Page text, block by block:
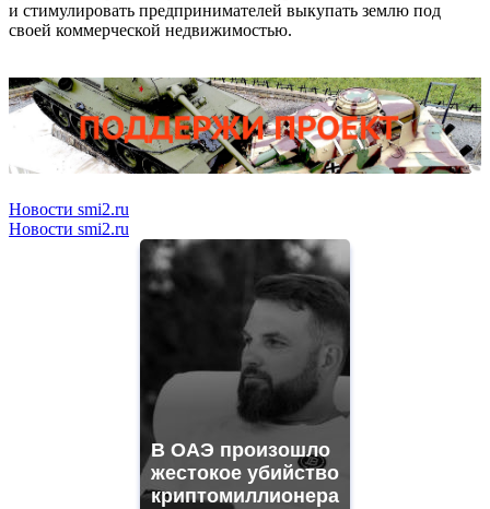
и стимулировать предпринимателей выкупать землю под
своей коммерческой недвижимостью.
Новости smi2.ru
Новости smi2.ru
В ОАЭ произошло
жестокое убийство
криптомиллионера